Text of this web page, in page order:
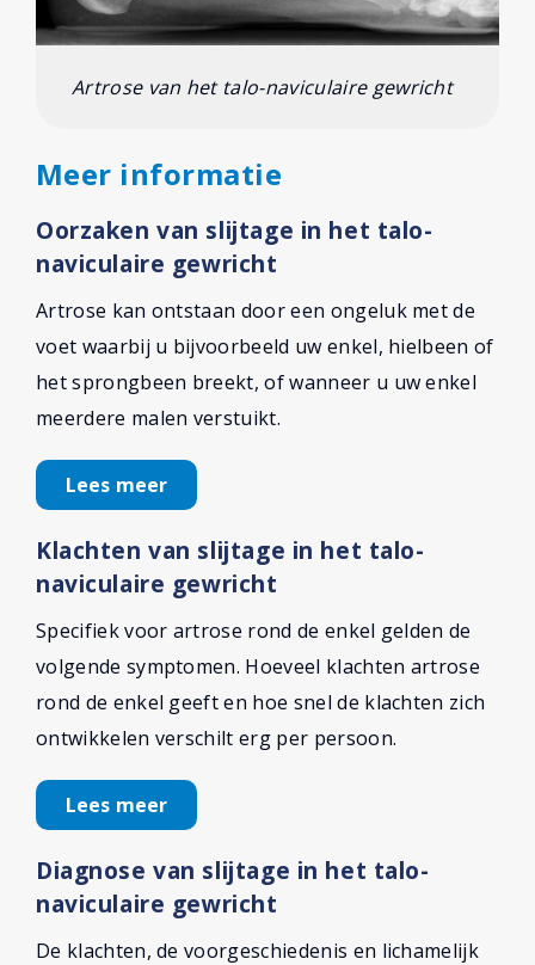
Artrose van het talo-naviculaire gewricht
Meer informatie
Oorzaken van slijtage in het talo-
naviculaire gewricht
Artrose kan ontstaan door een ongeluk met de
voet waarbij u bijvoorbeeld uw enkel, hielbeen of
het sprongbeen breekt, of wanneer u uw enkel
meerdere malen verstuikt.
Lees meer
Klachten van slijtage in het talo-
naviculaire gewricht
Specifiek voor artrose rond de enkel gelden de
volgende symptomen. Hoeveel klachten artrose
rond de enkel geeft en hoe snel de klachten zich
ontwikkelen verschilt erg per persoon.
Lees meer
Diagnose van slijtage in het talo-
naviculaire gewricht
De klachten, de voorgeschiedenis en lichamelijk